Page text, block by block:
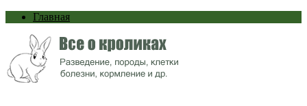
Главная